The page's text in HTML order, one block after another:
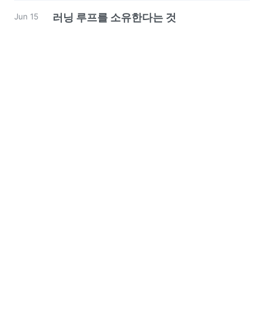
Jun 15 러닝 루프를 소유한다는 것